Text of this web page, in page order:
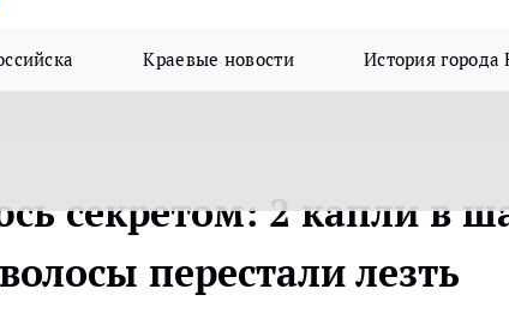
Краевые новости История города
секретом: 2 капли в
перестали лезть